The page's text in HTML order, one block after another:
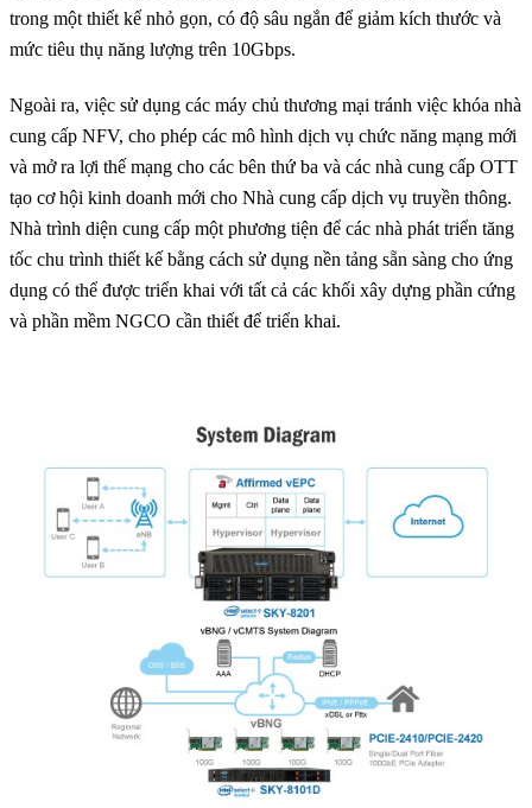
trong một thiết kế nhỏ gọn, có độ sâu ngắn để giảm kích thước và
mức tiêu thụ năng lượng trên 10Gbps.
Ngoài ra, việc sử dụng các máy chủ thương mại tránh việc khóa nhà
cung cấp NFV, cho phép các mô hình dịch vụ chức năng mạng mới
và mở ra lợi thế mạng cho các bên thứ ba và các nhà cung cấp OTT
tạo cơ hội kinh doanh mới cho Nhà cung cấp dịch vụ truyền thông.
Nhà trình diện cung cấp một phương tiện để các nhà phát triển tăng
tốc chu trình thiết kế bằng cách sử dụng nền tảng sẵn sàng cho ứng
dụng có thể được triển khai với tất cả các khối xây dựng phần cứng
và phần mềm NGCO cần thiết để triển khai.